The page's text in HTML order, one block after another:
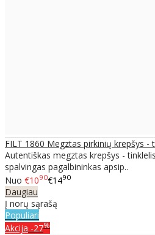
FILT 1860 Megztas pirkinių krepšys -
Autentiškas megztas krepšys -
spalvingas pagalbininkas apsip..
Nuo €1090€1490
Daugiau
Į norų sąrašą
Populiari
Akcija -27%